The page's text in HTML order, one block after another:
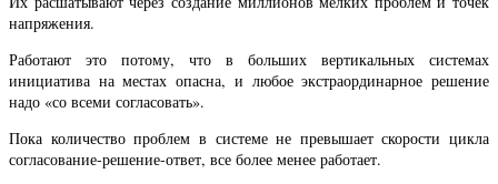
напряжения.
Работают это потому, что в больших вертикальных системах
инициатива на местах опасна, и любое экстраординарное решение
надо «со всеми согласовать».
Пока количество проблем в системе не превышает скорости цикла
согласование-решение-ответ, все более менее работает.